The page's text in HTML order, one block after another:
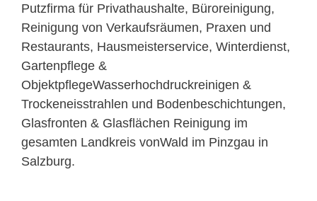
Putzfirma für Privathaushalte, Büroreinigung,
Reinigung von Verkaufsräumen, Praxen und
Restaurants, Hausmeisterservice, Winterdienst,
Gartenpflege &
ObjektpflegeWasserhochdruckreinigen &
Trockeneisstrahlen und Bodenbeschichtungen,
Glasfronten & Glasflächen Reinigung im
gesamten Landkreis vonWald im Pinzgau in
Salzburg.